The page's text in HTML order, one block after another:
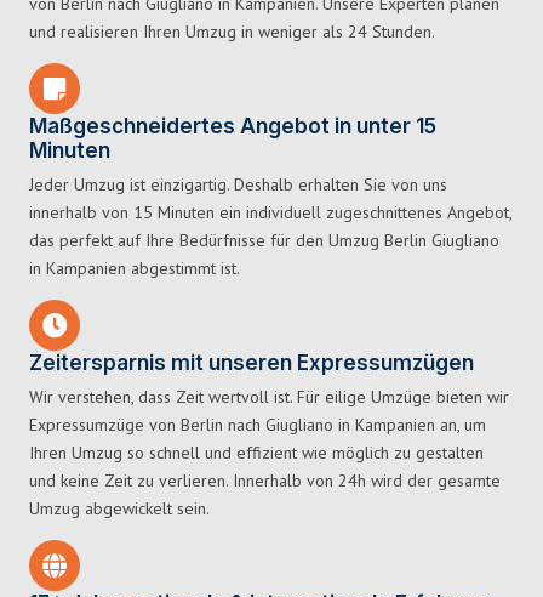
und realisieren Ihren Umzug in weniger als 24 Stunden.
Maßgeschneidertes Angebot in unter 15
Minuten
Jeder Umzug ist einzigartig. Deshalb erhalten Sie von uns
innerhalb von 15 Minuten ein individuell zugeschnittenes Angebot,
das perfekt auf Ihre Bedürfnisse für den Umzug Berlin Giugliano
in Kampanien abgestimmt ist.
Zeitersparnis mit unseren Expressumzügen
Wir verstehen, dass Zeit wertvoll ist. Für eilige Umzüge bieten wir
Expressumzüge von Berlin nach Giugliano in Kampanien an, um
Ihren Umzug so schnell und effizient wie möglich zu gestalten
und keine Zeit zu verlieren. Innerhalb von 24h wird der gesamte
Umzug abgewickelt sein.